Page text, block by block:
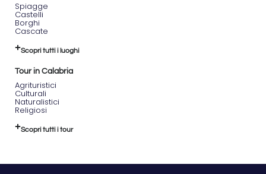
Spiagge
Castelli
Borghi
Cascate
Scopri tutti i luoghi
Tour in Calabria
Agrituristici
Culturali
Naturalistici
Religiosi
Scopri tutti i tour